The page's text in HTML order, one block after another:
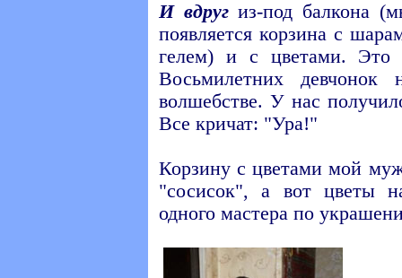
И вдругиз-под балкона
появляется корзина с
гелем) и с цветами. Это
Восьмилетних
волшебстве. У нас
Все кричат: "Ура!"
Корзину с цветами мой
"сосисок", а вот цветы
одного мастера по